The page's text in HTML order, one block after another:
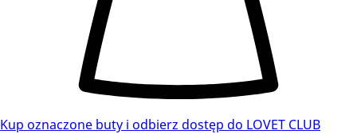
Kup oznaczone buty i odbierz dostęp do LOVET CLUB